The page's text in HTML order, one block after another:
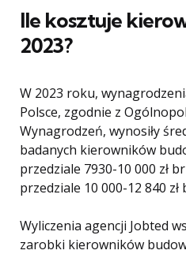
Ile kosztuje
2023?
W 2023 roku,
Polsce, zgodnie z
Wynagrodzeń, wynosiły
badanych kierowników
przedziale 7930-10 000 zł
przedziale 10 000-12 840
Wyliczenia agencji Jobted
zarobki kierowników